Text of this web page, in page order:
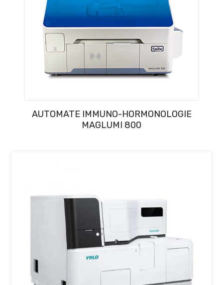
AUTOMATE IMMUNO-HORMONOLOGIE
MAGLUMI 800